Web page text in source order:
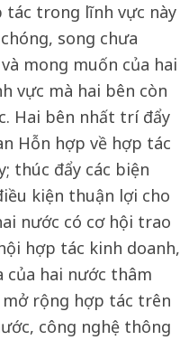
tác trong lĩnh vực này
song chưa
mong muốn của hai
vực mà hai bên còn
Hai bên nhất trí đẩy
Hỗn hợp về hợp tác
thúc đẩy các biện
kiện thuận lợi cho
nước có cơ hội trao
hợp tác kinh doanh,
của hai nước thâm
rộng hợp tác trên
công nghệ thông